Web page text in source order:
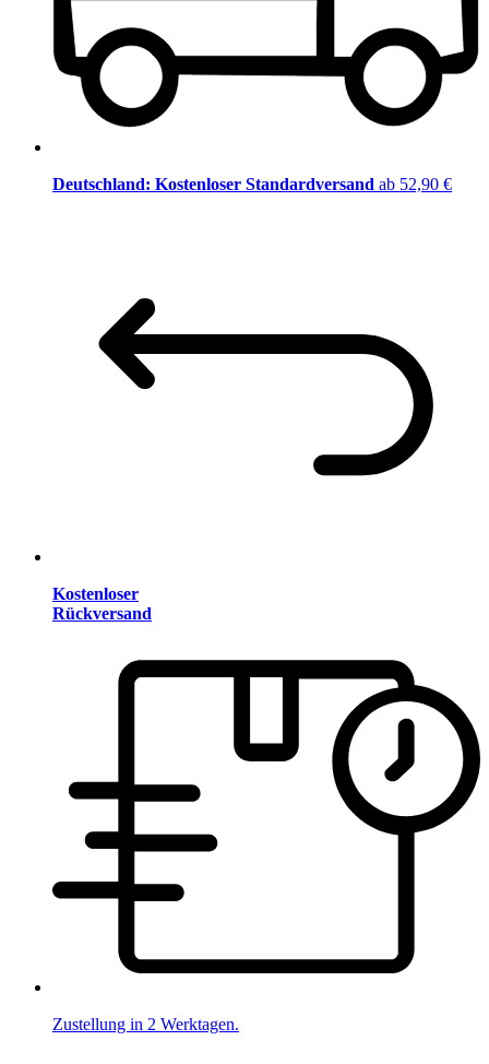
Deutschland: Kostenloser Standardversand ab 52,90 €
Kostenloser
Rückversand
Zustellung in 2 Werktagen.